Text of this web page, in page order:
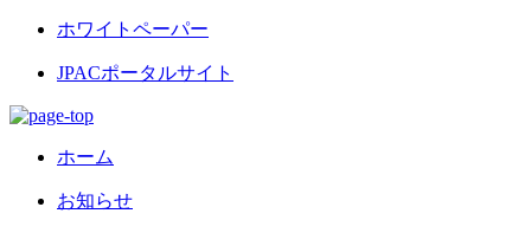
ホワイトペーパー
JPACポータルサイト
ホーム
お知らせ